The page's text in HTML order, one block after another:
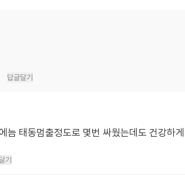
답글달기
늠 태동멈출정도로 몇번 싸웠는데도 건강하
기